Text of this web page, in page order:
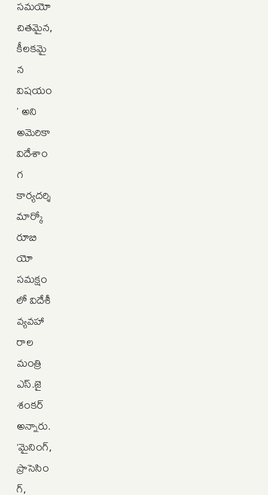
సమయో
చితమైన,
కీలకమై
న
విషయం
’ అని
అమెరికా
విదేశాం
గ
కార్యదర్శి
మార్కో
రూబి
యో
సమక్షం
లో విదేశీ
వ్యవహా
రాల
మంత్రి
ఎస్‌.జై
శంకర్‌
అన్నారు.
‘మైనింగ్‌,
ప్రాసెసిం
గ్‌,